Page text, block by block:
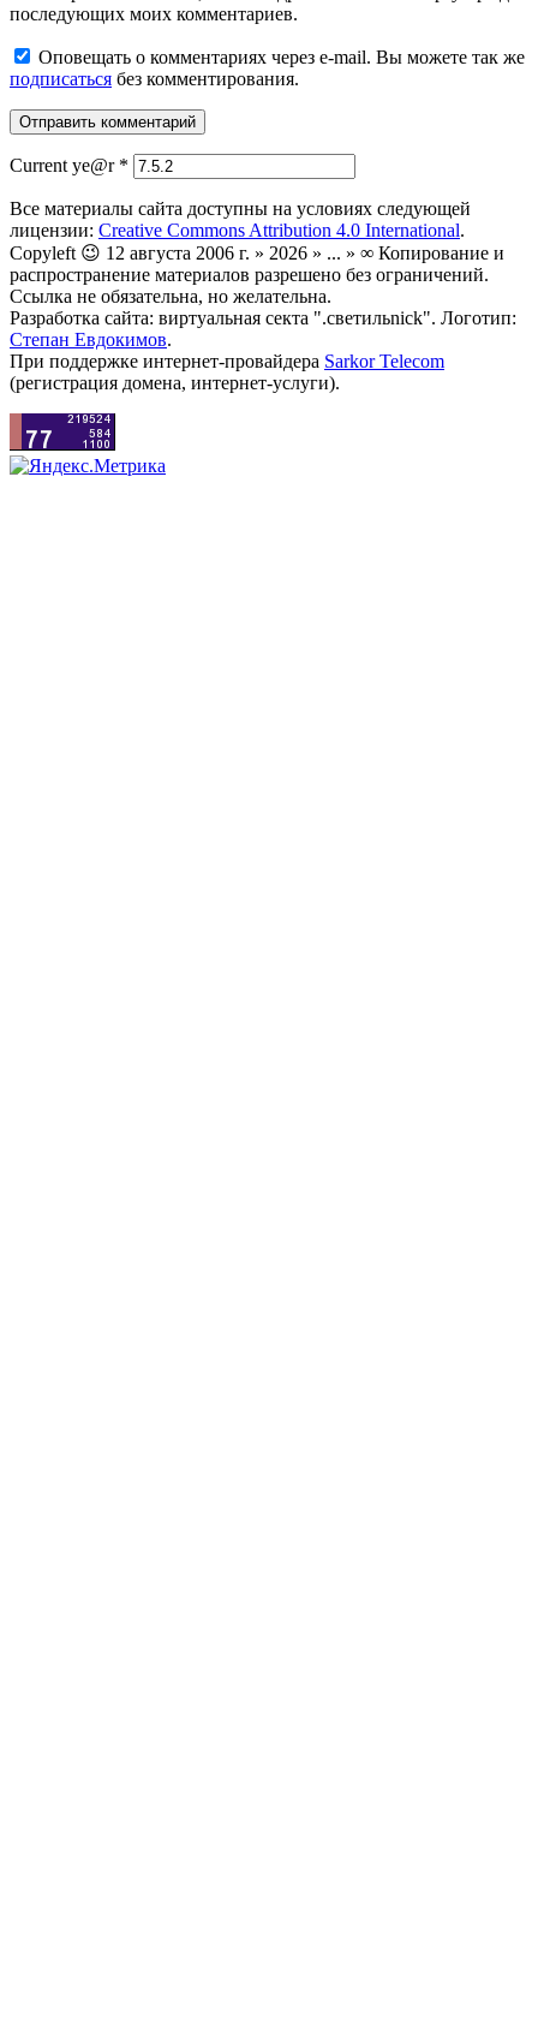
последующих моих комментариев.
Оповещать о комментариях через e-mail. Вы можете так же
подписаться без комментирования.
Current ye@r *
Все материалы сайта доступны на условиях следующей
лицензии: Creative Commons Attribution 4.0 International.
Copyleft 😉 12 августа 2006 г. » 2026 » ... » ∞ Копирование и
распространение материалов разрешено без ограничений.
Ссылка не обязательна, но желательна.
Разработка сайта: виртуальная секта ".светильnick". Логотип:
Степан Евдокимов.
При поддержке интернет-провайдера Sarkor Telecom
(регистрация домена, интернет-услуги).